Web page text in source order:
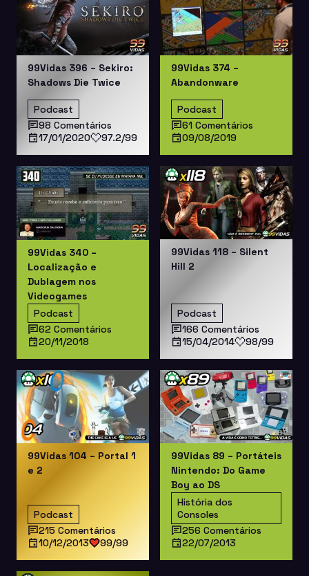
99Vidas 396 – Sekiro:
Shadows Die Twice
Podcast
98 Comentários
17/01/2020
97.2/99
99Vidas 374 –
Abandonware
Podcast
61 Comentários
09/08/2019
99Vidas 340 –
Localização e
Dublagem nos
Videogames
Podcast
62 Comentários
20/11/2018
99Vidas 118 – Silent
Hill 2
Podcast
166 Comentários
15/04/2014
98/99
99Vidas 104 – Portal 1
e 2
Podcast
215 Comentários
10/12/2013
99/99
99Vidas 89 – Portáteis
Nintendo: Do Game
Boy ao DS
História dos
Consoles
256 Comentários
22/07/2013